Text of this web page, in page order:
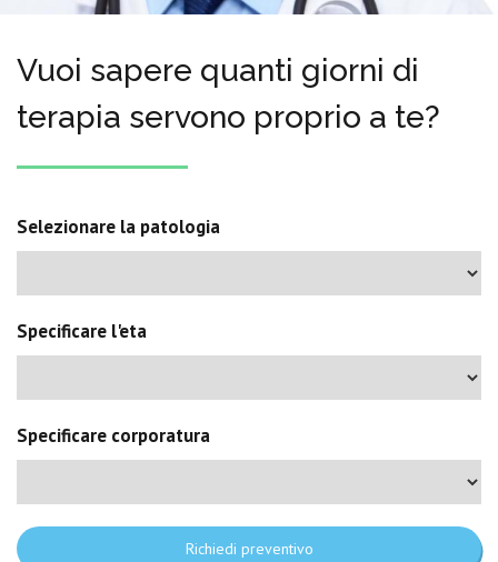
Vuoi sapere quanti giorni di
terapia servono proprio a te?
Selezionare la patologia
Specificare l'eta
Specificare corporatura
Richiedi preventivo